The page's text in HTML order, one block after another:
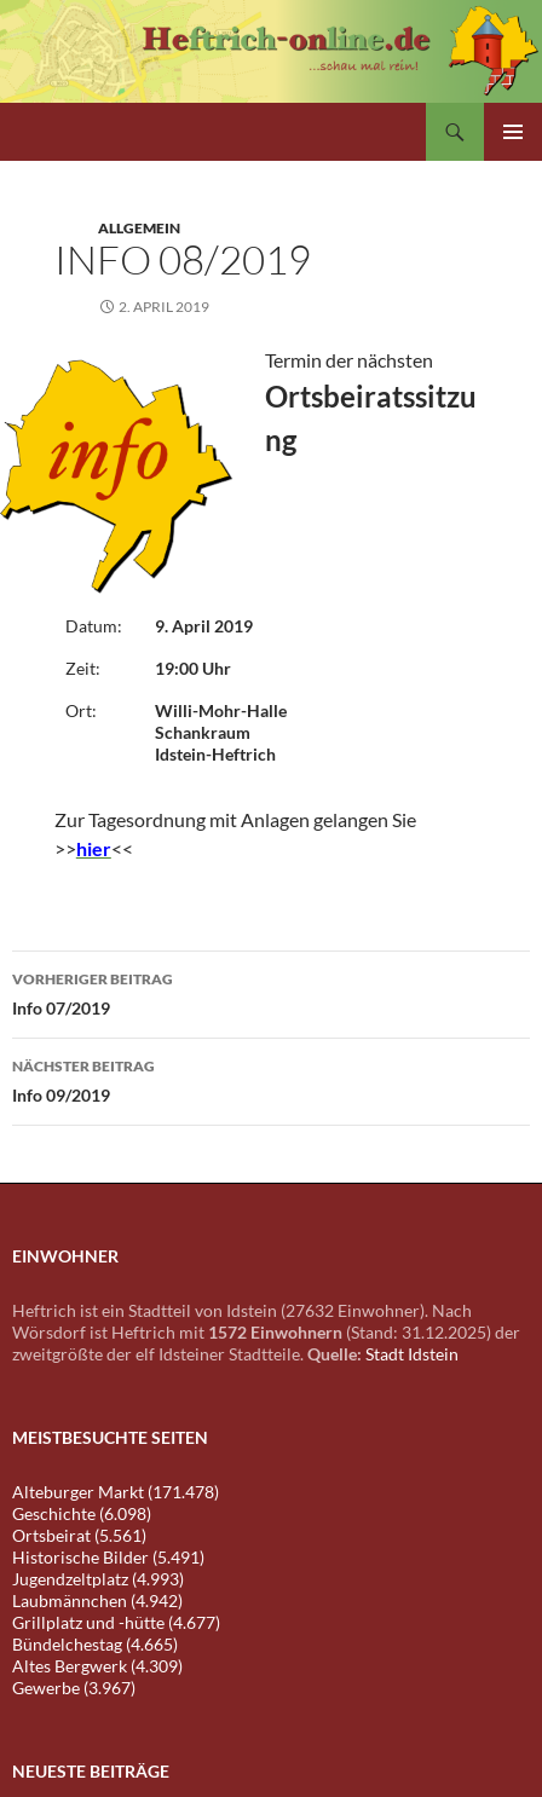
Zum
Inhalt
springen
ALLGEMEIN
INFO 08/2019
2. APRIL 2019
Termin der nächsten
Ortsbeiratssitzu
ng
Datum: 9. April 2019
Zeit: 19:00 Uhr
Ort:
Willi-Mohr-Halle
Schankraum
Idstein-Heftrich
Zur Tagesordnung mit Anlagen gelangen Sie
>>hier<<
Beitragsnavigation
VORHERIGER BEITRAG
Info 07/2019
NÄCHSTER BEITRAG
Info 09/2019
EINWOHNER
Heftrich ist ein Stadtteil von Idstein (27632 Einwohner). Nach
Wörsdorf ist Heftrich mit 1572 Einwohnern (Stand: 31.12.2025) der
zweitgrößte der elf Idsteiner Stadtteile. Quelle: Stadt Idstein
MEISTBESUCHTE SEITEN
Alteburger Markt (171.478)
Geschichte (6.098)
Ortsbeirat (5.561)
Historische Bilder (5.491)
Jugendzeltplatz (4.993)
Laubmännchen (4.942)
Grillplatz und -hütte (4.677)
Bündelchestag (4.665)
Altes Bergwerk (4.309)
Gewerbe (3.967)
NEUESTE BEITRÄGE